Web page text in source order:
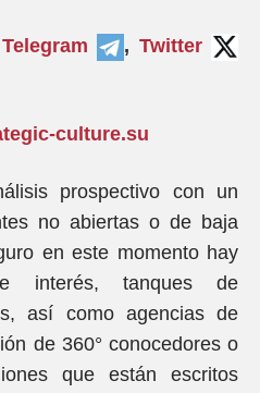
Telegram , Twitter
culture.su
prospectivo con un
no abiertas o de baja
en este momento hay
interés, tanques de
así como agencias de
de 360° conocedores o
que están escritos